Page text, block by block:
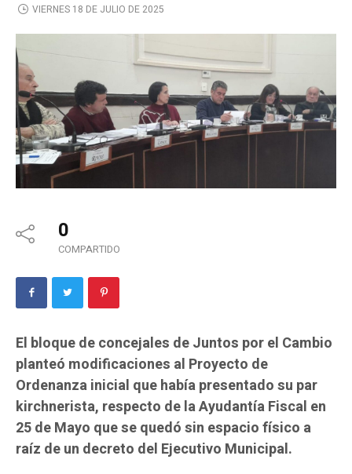
VIERNES 18 DE JULIO DE 2025
0
COMPARTIDO
El bloque de concejales de Juntos por el Cambio
planteó modificaciones al Proyecto de
Ordenanza inicial que había presentado su par
kirchnerista, respecto de la Ayudantía Fiscal en
25 de Mayo que se quedó sin espacio físico a
raíz de un decreto del Ejecutivo Municipal.